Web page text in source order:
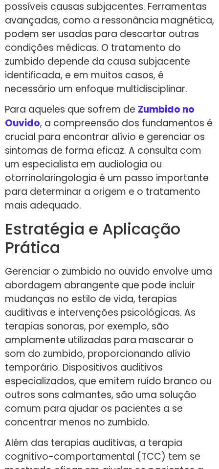
possíveis causas subjacentes. Ferramentas
avançadas, como a ressonância magnética,
podem ser usadas para descartar outras
condições médicas. O tratamento do
zumbido depende da causa subjacente
identificada, e em muitos casos, é
necessário um enfoque multidisciplinar.
Para aqueles que sofrem de Zumbido no
Ouvido, a compreensão dos fundamentos é
crucial para encontrar alívio e gerenciar os
sintomas de forma eficaz. A consulta com
um especialista em audiologia ou
otorrinolaringologia é um passo importante
para determinar a origem e o tratamento
mais adequado.
Estratégia e Aplicação
Prática
Gerenciar o zumbido no ouvido envolve uma
abordagem abrangente que pode incluir
mudanças no estilo de vida, terapias
auditivas e intervenções psicológicas. As
terapias sonoras, por exemplo, são
amplamente utilizadas para mascarar o
som do zumbido, proporcionando alívio
temporário. Dispositivos auditivos
especializados, que emitem ruído branco ou
outros sons calmantes, são uma solução
comum para ajudar os pacientes a se
concentrar menos no zumbido.
Além das terapias auditivas, a terapia
cognitivo-comportamental (TCC) tem se